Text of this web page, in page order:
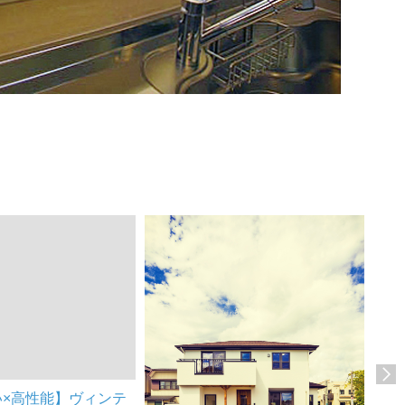
高性能】ヴィンテ